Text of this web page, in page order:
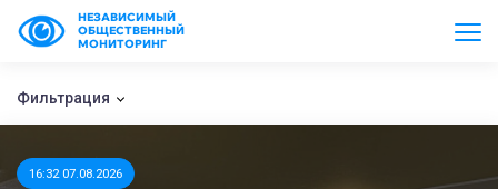
НЕЗАВИСИМЫЙ
ОБЩЕСТВЕННЫЙ
МОНИТОРИНГ
Фильтрация
16:32 07.08.2026